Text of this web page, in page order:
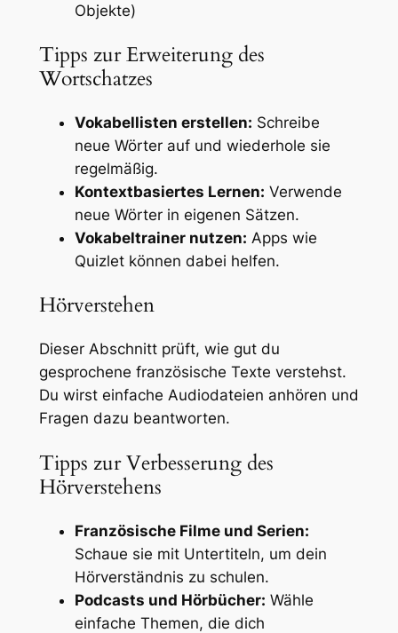
Objekte)
Tipps zur Erweiterung des
Wortschatzes
Vokabellisten erstellen: Schreibe
neue Wörter auf und wiederhole sie
regelmäßig.
Kontextbasiertes Lernen: Verwende
neue Wörter in eigenen Sätzen.
Vokabeltrainer nutzen: Apps wie
Quizlet können dabei helfen.
Hörverstehen
Dieser Abschnitt prüft, wie gut du
gesprochene französische Texte verstehst.
Du wirst einfache Audiodateien anhören und
Fragen dazu beantworten.
Tipps zur Verbesserung des
Hörverstehens
Französische Filme und Serien:
Schaue sie mit Untertiteln, um dein
Hörverständnis zu schulen.
Podcasts und Hörbücher: Wähle
einfache Themen, die dich